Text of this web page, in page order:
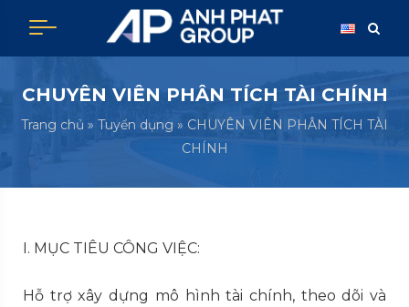
content
CHUYÊN VIÊN PHÂN TÍCH TÀI CHÍNH
Trang chủ » Tuyển dụng » CHUYÊN VIÊN PHÂN TÍCH TÀI
CHÍNH
I. MỤC TIÊU CÔNG VIỆC:
Hỗ trợ xây dựng mô hình tài chính, theo dõi và